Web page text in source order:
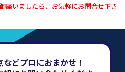
座いましたら、お気軽にお問合せ下さ
どプロにおまかせ！